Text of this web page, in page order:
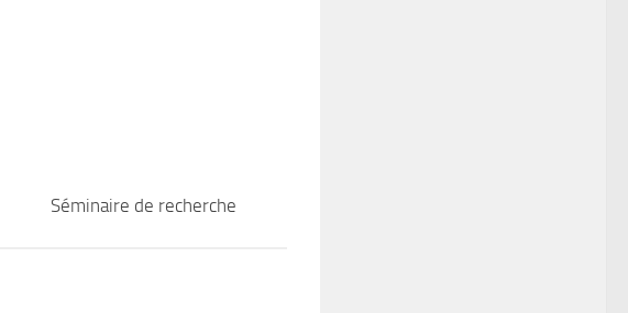
Séminaire de recherche